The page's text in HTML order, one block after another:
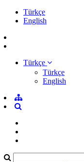
Türkçe
English
Türkçe
Türkçe
English